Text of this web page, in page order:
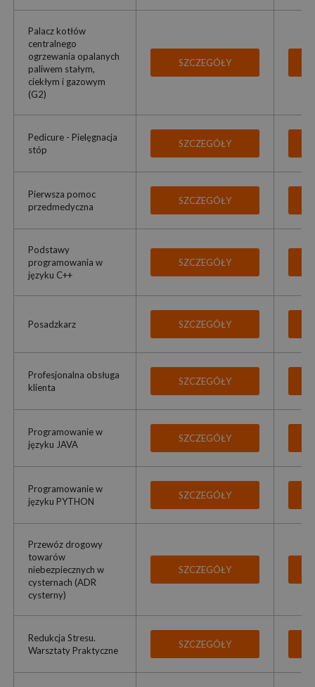
Palacz kotłów
centralnego
ogrzewania opalanych
paliwem stałym,
ciekłym i gazowym
(G2)
SZCZEGÓŁY
Pedicure - Pielęgnacja
stóp
SZCZEGÓŁY
Pierwsza pomoc
przedmedyczna
SZCZEGÓŁY
Podstawy
programowania w
języku C++
SZCZEGÓŁY
Posadzkarz SZCZEGÓŁY
Profesjonalna obsługa
klienta
SZCZEGÓŁY
Programowanie w
języku JAVA
SZCZEGÓŁY
Programowanie w
języku PYTHON
SZCZEGÓŁY
Przewóz drogowy
towarów
niebezpiecznych w
cysternach (ADR
cysterny)
SZCZEGÓŁY
Redukcja Stresu.
Warsztaty Praktyczne
SZCZEGÓŁY